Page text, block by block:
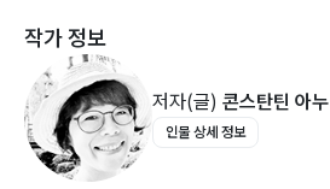
11. 석굴암… 31
12. 나의 돌밭 그대의 돌탑… 35
13. 소리… 39
14, 주문… 41
15. 분노와 통증 그리고 용서… 45
작가 정보
저자(글) 콘스탄틴 아누
인물 상세 정보